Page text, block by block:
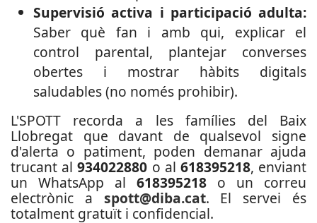
Supervisió activa i participació adulta:
Saber què fan i amb qui, explicar el
control parental, plantejar converses
obertes i mostrar hàbits digitals
saludables (no només prohibir).
L'SPOTT recorda a les famílies del Baix
Llobregat que davant de qualsevol signe
d'alerta o patiment, poden demanar ajuda
trucant al934022880 o al 618395218, enviant
un WhatsApp al 618395218 o un correu
electrònic a spott@diba.cat. El servei és
totalment gratuït i confidencial.